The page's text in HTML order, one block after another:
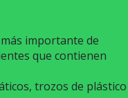
importante de
que contienen
trozos de plástico